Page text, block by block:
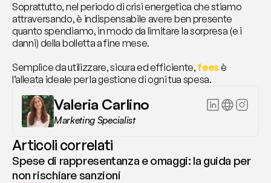
Soprattutto, nel periodo di crisi energetica che stiamo
attraversando, è indispensabile avere ben presente
quanto spendiamo, in modo da limitare la sorpresa (e i
danni) della bolletta a fine mese.
Semplice da utilizzare, sicura ed efficiente, fees è
l’alleata ideale per la gestione di ogni tua spesa.
Valeria Carlino
Marketing Specialist
Articoli correlati
Spese di rappresentanza e omaggi: la guida per
non rischiare sanzioni